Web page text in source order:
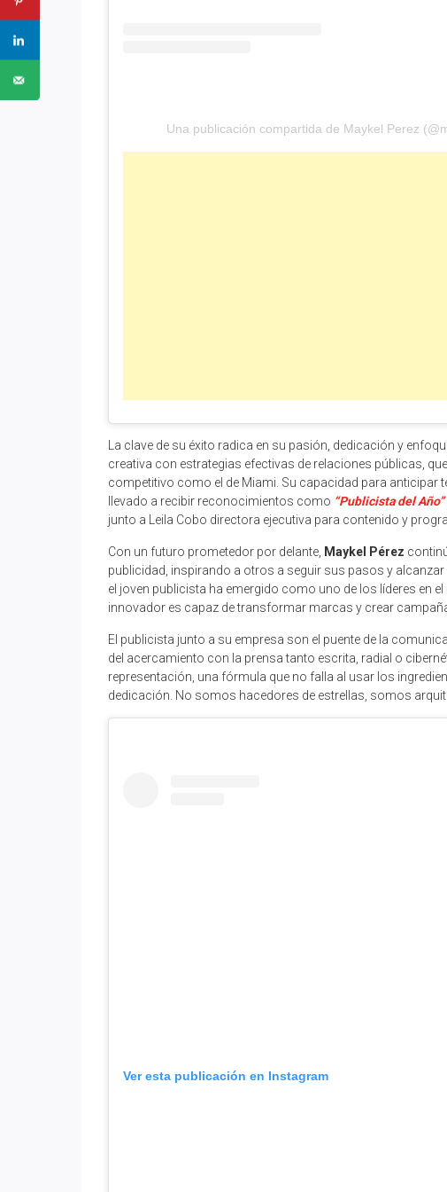
Una publicación compartida de Maykel Perez
La clave de su éxito radica en su pasión, dedicación y
creativa con estrategias efectivas de relaciones públicas,
competitivo como el de Miami. Su capacidad para
llevado a recibir reconocimientos como “Publicista del Año”
junto a Leila Cobo directora ejecutiva para contenido y
Con un futuro prometedor por delante, Maykel Pérez
publicidad, inspirando a otros a seguir sus pasos y alcanzar
el joven publicista ha emergido como uno de los líderes en
innovador es capaz de transformar marcas y crear
El publicista junto a su empresa son el puente de la
del acercamiento con la prensa tanto escrita, radial o
representación, una fórmula que no falla al usar los
dedicación. No somos hacedores de estrellas, somos
Ver esta publicación en Instagram